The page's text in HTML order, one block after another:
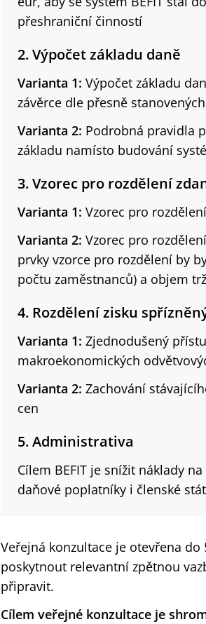
přeshraniční činností
2. Výpočet základu daně
Varianta 1: Výpočet základu
závěrce dle přesně
Varianta 2: Podrobná pravidla
základu namísto budování
3. Vzorec pro rozdělení
Varianta 1: Vzorec pro
Varianta 2: Vzorec pro
prvky vzorce pro rozdělení by
počtu zaměstnanců) a objem
4. Rozdělení zisku
Varianta 1: Zjednodušený
makroekonomických
Varianta 2: Zachování
cen
5. Administrativa
Cílem BEFIT je snížit náklady
daňové poplatníky i členské
Veřejná konzultace je otevřena
poskytnout relevantní zpětnou
připravit.
Cílem veřejné konzultace je